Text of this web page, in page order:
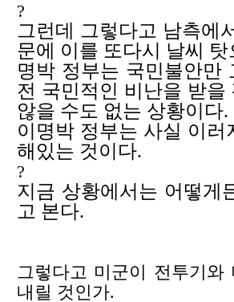
?
그런데 그렇다고 남측에
문에 이를 또다시 날씨
명박 정부는 국민불안만
전 국민적인 비난을 받
않을 수도 없는 상황이다.
이명박 정부는 사실 이
해있는 것이다.
?
지금 상황에서는 어떻게
고 본다.
그렇다고 미군이 전투기
내릴 것인가.